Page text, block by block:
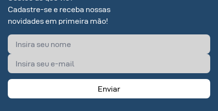
Cadastre-se e receba nossas
novidades em primeira mão!
Enviar